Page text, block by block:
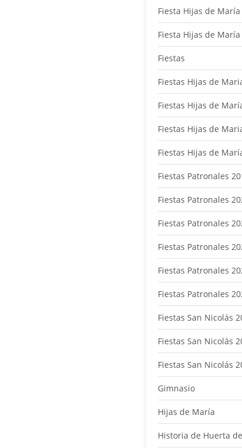
Fiesta Hijas de María
Fiesta Hijas de María
Fiestas
Fiestas Hijas de
Fiestas Hijas de
Fiestas Hijas de
Fiestas Hijas de
Fiestas Patronales
Fiestas Patronales
Fiestas Patronales
Fiestas Patronales
Fiestas Patronales
Fiestas Patronales
Fiestas San Nicolás
Fiestas San Nicolás
Fiestas San Nicolás
Gimnasio
Hijas de María
Historia de Huerta